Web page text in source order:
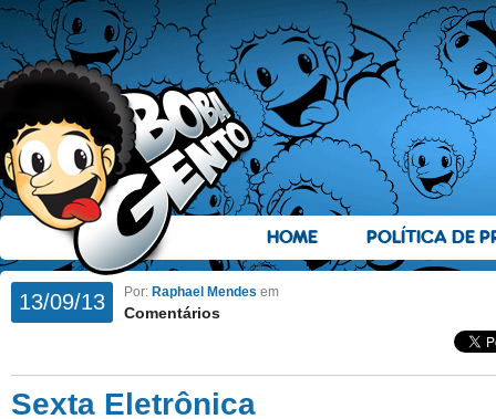
HOME POLÍTICA DE
13/09/13 Por: Raphael Mendes em
Comentários
Sexta Eletrônica